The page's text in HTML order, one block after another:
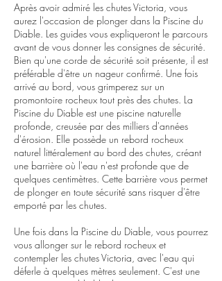
Après avoir admiré les chutes Victoria, vous
aurez l'occasion de plonger dans la Piscine du
Diable. Les guides vous expliqueront le parcours
avant de vous donner les consignes de sécurité.
Bien qu'une corde de sécurité soit présente, il est
préférable d'être un nageur confirmé. Une fois
arrivé au bord, vous grimperez sur un
promontoire rocheux tout près des chutes. La
Piscine du Diable est une piscine naturelle
profonde, creusée par des milliers d'années
d'érosion. Elle possède un rebord rocheux
naturel littéralement au bord des chutes, créant
une barrière où l'eau n'est profonde que de
quelques centimètres. Cette barrière vous permet
de plonger en toute sécurité sans risquer d'être
emporté par les chutes.
Une fois dans la Piscine du Diable, vous pourrez
vous allonger sur le rebord rocheux et
contempler les chutes Victoria, avec l'eau qui
déferle à quelques mètres seulement. C'est une